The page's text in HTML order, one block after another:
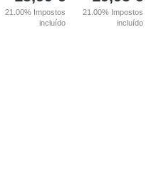
21.00% Impostos
incluído
21.00% Impostos
incluído